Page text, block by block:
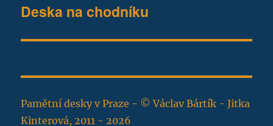
Následující
Deska na chodníku
Pamětní desky v Praze - © Václav Bártík - Jitka
Kinterová, 2011 - 2026